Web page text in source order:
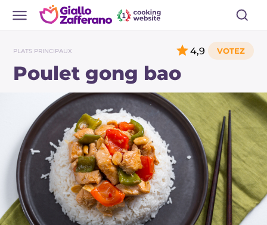
PLATS PRINCIPAUX
Poulet gong bao
4,9